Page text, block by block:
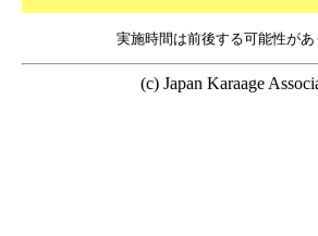
実施時間は前後する可能性があ
(c) Japan Karaage